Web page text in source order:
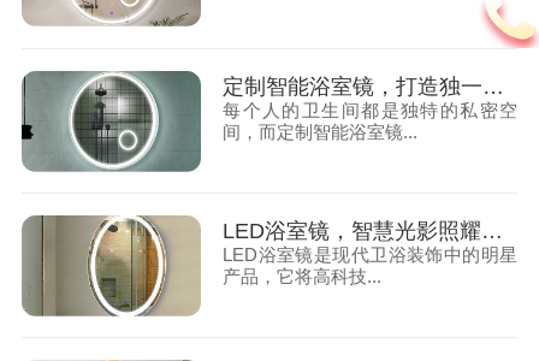
定制智能浴室镜，打造独一无二的私密空间
每个人的卫生间都是独特的私密空
间，而定制智能浴室镜...
LED浴室镜，智慧光影照耀私密空间
LED浴室镜是现代卫浴装饰中的明星
产品，它将高科技...